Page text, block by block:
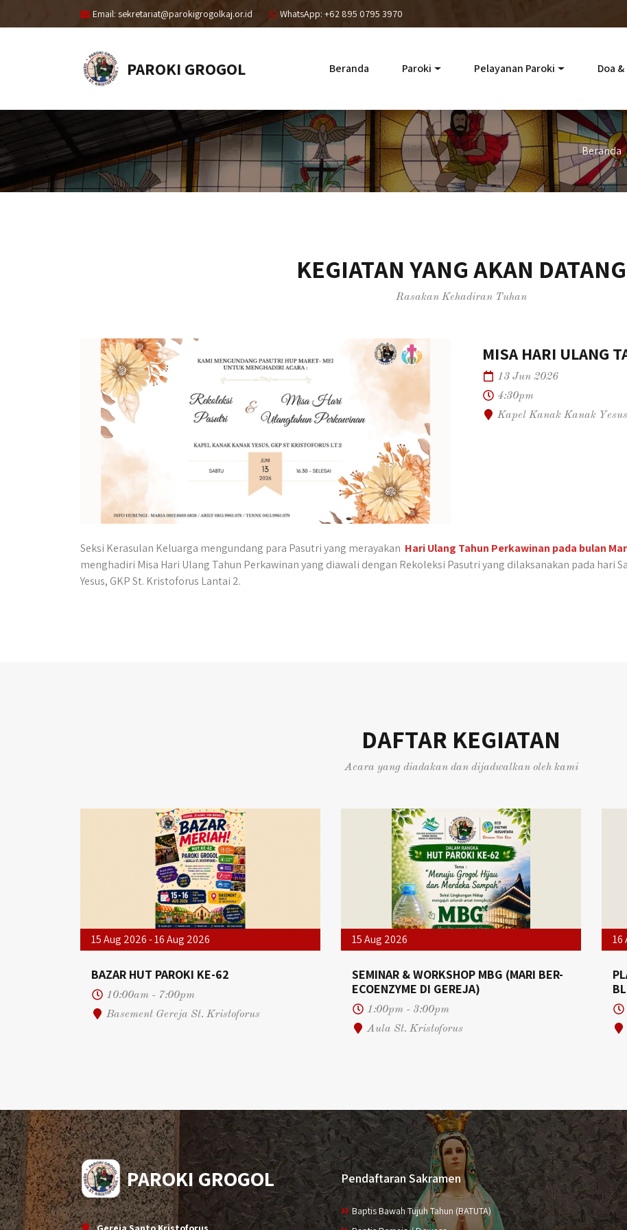
Email: sekretariat@parokigrogolkaj.or.id WhatsApp: +62 895 0795 3970
PAROKI GROGOL Beranda Paroki Pelayanan Paroki Doa
Beranda
KEGIATAN YANG AKAN DATANG
Rasakan Kehadiran Tuhan
MISA HARI ULANG
13 Jun 2026
4:30pm
Kapel Kanak Kanak
Seksi Kerasulan Keluarga mengundang para Pasutri yang merayakan Hari Ulang Tahun Perkawinan pada bulan
menghadiri Misa Hari Ulang Tahun Perkawinan yang diawali dengan Rekoleksi Pasutri yang dilaksanakan pada hari
Yesus, GKP St. Kristoforus Lantai 2.
DAFTAR KEGIATAN
Acara yang diadakan dan dijadwalkan oleh kami
15 Aug 2026 - 16 Aug 2026
BAZAR HUT PAROKI KE-62
10:00am - 7:00pm
Basement Gereja St. Kristoforus
15 Aug 2026
SEMINAR & WORKSHOP MBG (MARI BER-
ECOENZYME DI GEREJA)
1:00pm - 3:00pm
Aula St. Kristoforus
16
PAROKI GROGOL Pendaftaran Sakramen
Baptis Bawah Tujuh Tahun (BATUTA)